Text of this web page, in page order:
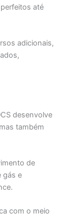
até
adicionais,
desenvolve
também
de
gás e
com o meio